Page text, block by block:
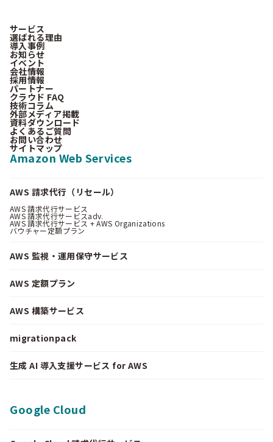
サービス
選ばれる理由
導入事例
お知らせ
イベント
会社情報
採用情報
パートナー
クラウド FAQ
技術コラム
外部メディア掲載
資料ダウンロード
よくあるご質問
お問い合わせ
サイトマップ
Amazon Web Services
AWS 請求代行（リセール）
AWS 請求代行サービス
AWS 請求代行サービスadv.
AWS 請求代行サービス + AWS Organizations
バウチャー定額プラン
AWS 監視・運用保守サービス
AWS 定額プラン
AWS 構築サービス
migrationpack
生成 AI 導入支援サービス for AWS
Google Cloud